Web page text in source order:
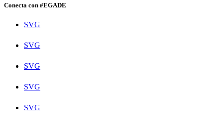
Conecta con #EGADE
SVG
SVG
SVG
SVG
SVG